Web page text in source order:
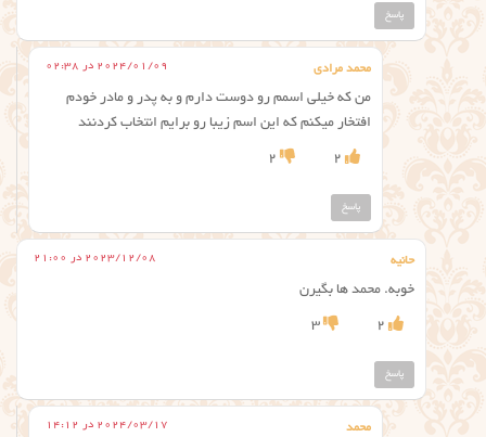
پاسخ
محمد مرادی 2024/01/09 در 02:38
من که خیلی اسمم رو دوست دارم و به پدر و مادر خودم
افتخار میکنم که این اسم زیبا رو برایم انتخاب کردنند
2
2
پاسخ
حانیه 2023/12/08 در 21:00
خوبه. محمد ها بگیرن
2
3
پاسخ
محمد 2024/03/17 در 14:12